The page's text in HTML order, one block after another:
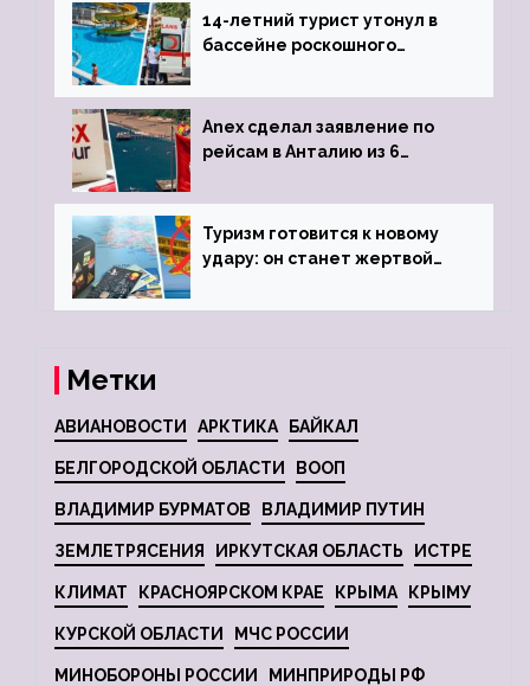
14-летний турист утонул в
бассейне роскошного
Anex сделал заявление по
рейсам в Анталию из 6
Туризм готовится к новому
удару: он станет жертвой
Метки
АВИАНОВОСТИ АРКТИКА БАЙКАЛ
БЕЛГОРОДСКОЙ ОБЛАСТИ ВООП
ВЛАДИМИР БУРМАТОВ ВЛАДИМИР ПУТИН
ЗЕМЛЕТРЯСЕНИЯ ИРКУТСКАЯ ОБЛАСТЬ ИСТРЕ
КЛИМАТ КРАСНОЯРСКОМ КРАЕ КРЫМА КРЫМУ
КУРСКОЙ ОБЛАСТИ МЧС РОССИИ
МИНОБОРОНЫ РОССИИ МИНПРИРОДЫ РФ